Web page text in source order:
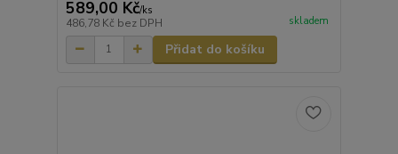
589,00 Kč/ks
486,78 Kč bez DPH skladem
Přidat do košíku